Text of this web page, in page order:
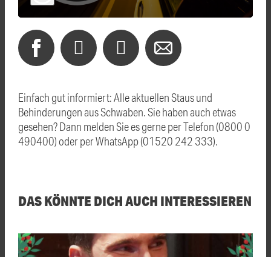
Einfach gut informiert: Alle aktuellen Staus und
Behinderungen aus Schwaben. Sie haben auch etwas
gesehen? Dann melden Sie es gerne per Telefon (0800 0
490400) oder per WhatsApp (01520 242 333).
DAS KÖNNTE DICH AUCH INTERESSIEREN